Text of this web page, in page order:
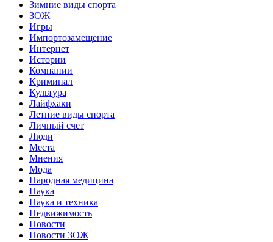
Зимние виды спорта
ЗОЖ
Игры
Импортозамещение
Интернет
Истории
Компании
Криминал
Культура
Лайфхаки
Летние виды спорта
Личный счет
Люди
Места
Мнения
Мода
Народная медицина
Наука
Наука и техника
Недвижимость
Новости
Новости ЗОЖ